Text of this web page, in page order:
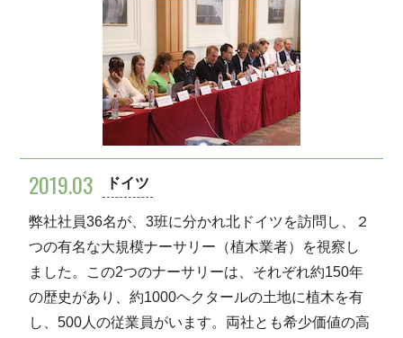
2019.03 ドイツ
弊社社員36名が、3班に分かれ北ドイツを訪問し、２
つの有名な大規模ナーサリー（植木業者）を視察し
ました。この2つのナーサリーは、それぞれ約150年
の歴史があり、約1000ヘクタールの土地に植木を有
し、500人の従業員がいます。両社とも希少価値の高